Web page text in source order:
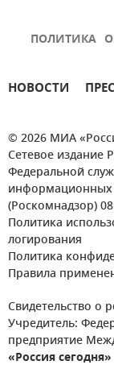
ПОЛИТИКА
НОВОСТИ
© 2026 МИА
Сетевое издание
Федеральной
информационных
(Роскомнадзор)
Политика
логирования
Политика
Правила
Свидетельство о
Учредитель:
предприятие
«Россия сегодня»